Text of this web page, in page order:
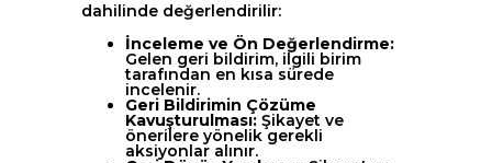
dahilinde değerlendirilir:
İnceleme ve Ön Değerlendirme:
Gelen geri bildirim, ilgili birim
tarafından en kısa sürede
incelenir.
Geri Bildirimin Çözüme
Kavuşturulması: Şikayet ve
önerilere yönelik gerekli
aksiyonlar alınır.